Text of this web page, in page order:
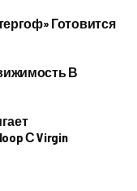
Готовится
В
С Virgin